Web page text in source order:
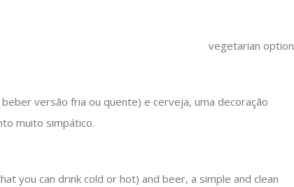
vegetarian option
versão fria ou quente) e cerveja, uma decoração
muito simpático.
you can drink cold or hot) and beer, a simple and clean